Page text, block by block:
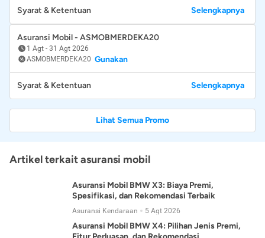
Syarat & Ketentuan Selengkapnya
Asuransi Mobil - ASMOBMERDEKA20
1 Agt - 31 Agt 2026
ASMOBMERDEKA20 Gunakan
Syarat & Ketentuan Selengkapnya
Lihat Semua Promo
Artikel terkait asuransi mobil
Asuransi Mobil BMW X3: Biaya Premi,
Spesifikasi, dan Rekomendasi Terbaik
Asuransi Kendaraan 5 Agt 2026
Asuransi Mobil BMW X4: Pilihan Jenis Premi,